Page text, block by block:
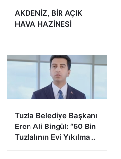
AKDENİZ, BİR AÇIK
HAVA HAZİNESİ
Tuzla Belediye Başkanı
Eren Ali Bingül: “50 Bin
Tuzlalının Evi Yıkılma